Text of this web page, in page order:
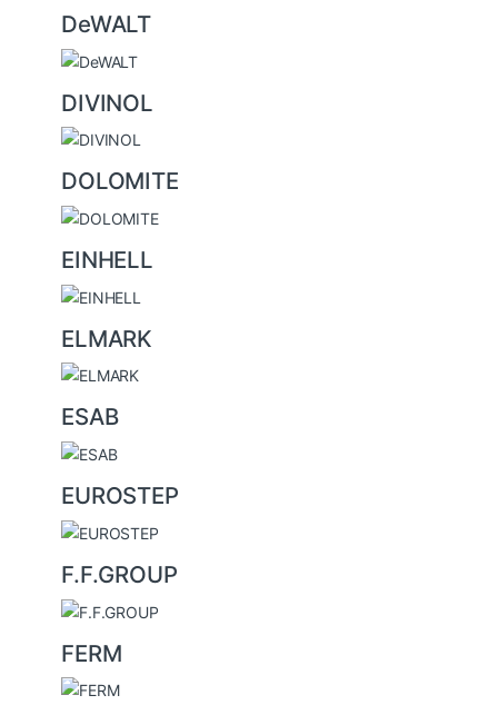
DeWALT
DIVINOL
DOLOMITE
EINHELL
ELMARK
ESAB
EUROSTEP
F.F.GROUP
FERM